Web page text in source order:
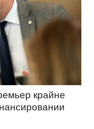
крайне